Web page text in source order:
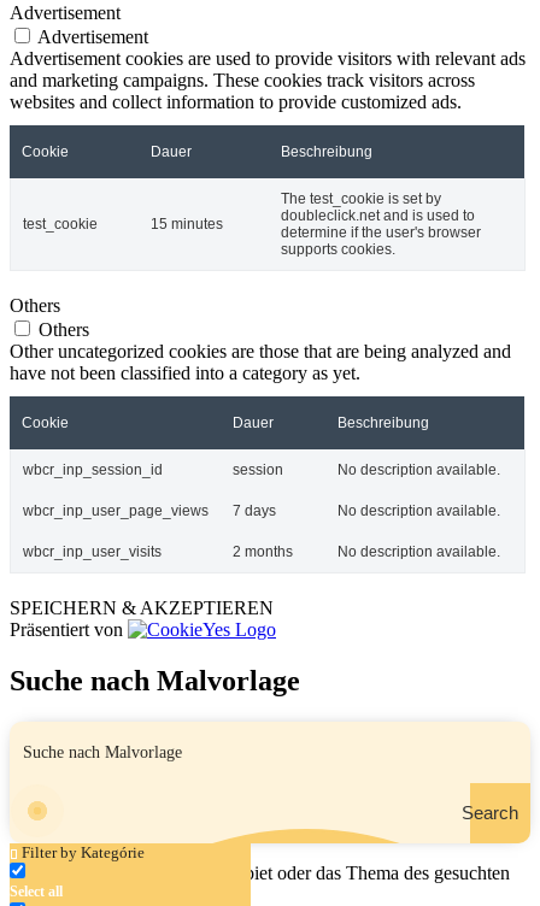
Advertisement
Advertisement
Advertisement cookies are used to provide visitors with relevant ads
and marketing campaigns. These cookies track visitors across
websites and collect information to provide customized ads.
Cookie Dauer Beschreibung
test_cookie 15 minutes
The test_cookie is set by
doubleclick.net and is used to
determine if the user's browser
supports cookies.
Others
Others
Other uncategorized cookies are those that are being analyzed and
have not been classified into a category as yet.
Cookie Dauer Beschreibung
wbcr_inp_session_id session No description available.
wbcr_inp_user_page_views 7 days No description available.
wbcr_inp_user_visits 2 months No description available.
SPEICHERN & AKZEPTIEREN
Präsentiert von
Suche nach Malvorlage
Search
Filter by Kategórie
Select all
Geben Sie den Namen, das Gebiet oder das Thema des gesuchten
Malbuchs ein.